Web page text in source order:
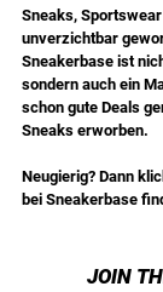
Sneaks,
unverzichtbar
Sneakerbase ist
sondern auch ein
schon gute Deals
Sneaks erworben.
Neugierig? Dann
bei Sneakerbase
JOIN